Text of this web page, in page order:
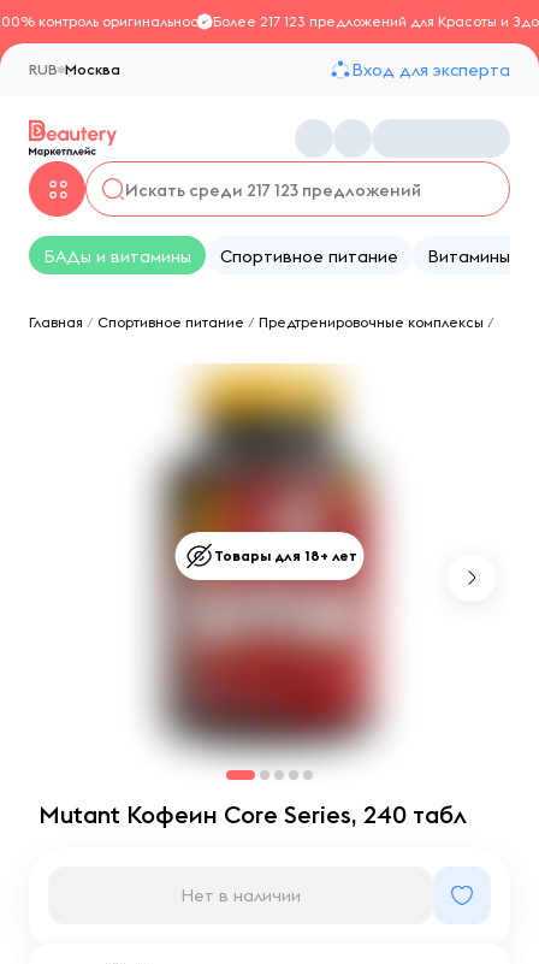
контроль оригинальностиБолее 217 123 предложений для Красоты и
Москва
RUB Вход для эксперта
БАДы и витамины Спортивное питание Витамины
Главная / Спортивное питание / Предтренировочные комплексы /
Mutant Кофеин Core Series, 240 табл
Товары для 18+ лет
Нет в наличии